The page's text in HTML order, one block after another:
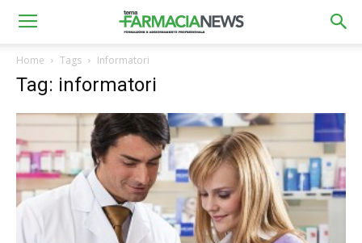
Home Tags Informatori
Tag: informatori